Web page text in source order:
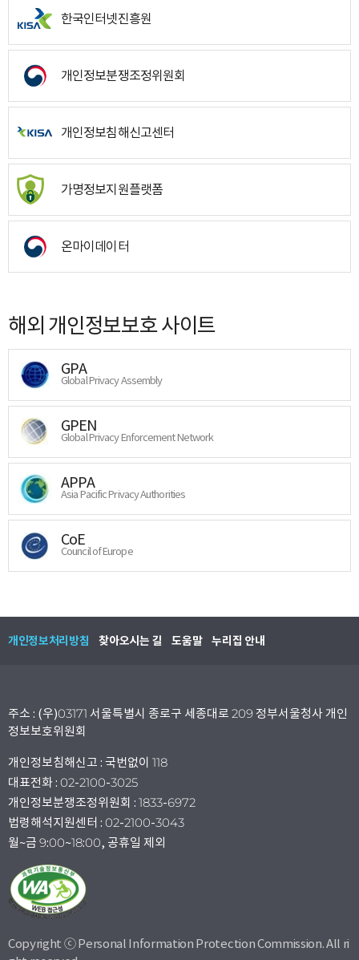
한국인터넷진흥원
개인정보분쟁조정위원회
개인정보침해신고센터
가명정보지원플랫폼
온마이데이터
해외 개인정보보호 사이트
GPA
Global Privacy Assembly
GPEN
Global Privacy Enforcement Network
APPA
Asia Pacific Privacy Authorities
CoE
Council of Europe
개인정보처리방침 찾아오시는 길 도움말 누리집 안내
주소 : (우)03171 서울특별시 종로구 세종대로 209 정부서울청사 개인
정보보호위원회
개인정보침해신고 : 국번없이 118
대표전화 : 02-2100-3025
개인정보분쟁조정위원회 : 1833-6972
법령해석지원센터 : 02-2100-3043
월~금 9:00~18:00, 공휴일 제외
Copyright ⓒ Personal Information Protection Commission. All ri